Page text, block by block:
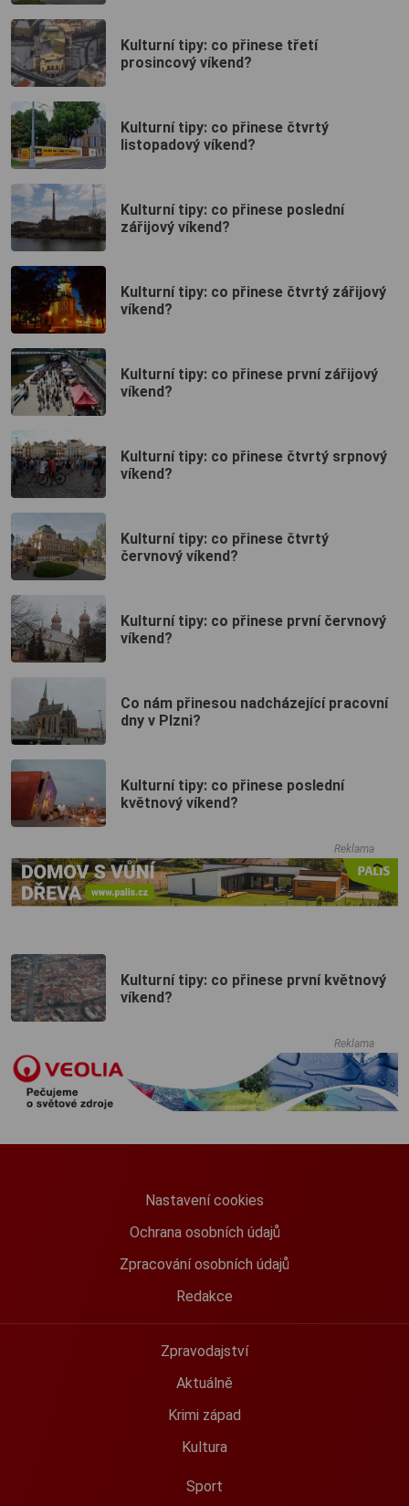
Kulturní tipy: co přinese třetí
prosincový víkend?
Kulturní tipy: co přinese čtvrtý
listopadový víkend?
Kulturní tipy: co přinese poslední
zářijový víkend?
Kulturní tipy: co přinese čtvrtý zářijový
víkend?
Kulturní tipy: co přinese první zářijový
víkend?
Kulturní tipy: co přinese čtvrtý srpnový
víkend?
Kulturní tipy: co přinese čtvrtý
červnový víkend?
Kulturní tipy: co přinese první červnový
víkend?
Co nám přinesou nadcházející pracovní
dny v Plzni?
Kulturní tipy: co přinese poslední
květnový víkend?
Reklama
Kulturní tipy: co přinese první květnový
víkend?
Reklama
Nastavení cookies
Ochrana osobních údajů
Zpracování osobních údajů
Redakce
Zpravodajství
Aktuálně
Krimi západ
Kultura
Sport